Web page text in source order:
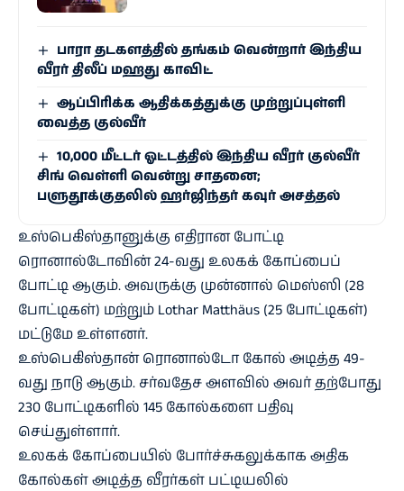
பாரா தடகளத்தில் தங்கம் வென்றார் இந்திய
வீரர் திலீப் மஹது காவிட்
ஆப்பிரிக்க ஆதிக்கத்துக்கு முற்றுப்புள்ளி
வைத்த குல்வீர்
10,000 மீட்டர் ஓட்டத்தில் இந்திய வீரர் குல்வீர்
சிங் வெள்ளி வென்று சாதனை;
பளுதூக்குதலில் ஹர்ஜிந்தர் கவுர் அசத்தல்
உஸ்பெகிஸ்தானுக்கு எதிரான போட்டி
ரொனால்டோவின் 24-வது உலகக் கோப்பைப்
போட்டி ஆகும். அவருக்கு முன்னால் மெஸ்ஸி (28
போட்டிகள்) மற்றும் Lothar Matthäus (25 போட்டிகள்)
மட்டுமே உள்ளனர்.
உஸ்பெகிஸ்தான் ரொனால்டோ கோல் அடித்த 49-
வது நாடு ஆகும். சர்வதேச அளவில் அவர் தற்போது
230 போட்டிகளில் 145 கோல்களை பதிவு
செய்துள்ளார்.
உலகக் கோப்பையில் போர்ச்சுகலுக்காக அதிக
கோல்கள் அடித்த வீரர்கள் பட்டியலில்